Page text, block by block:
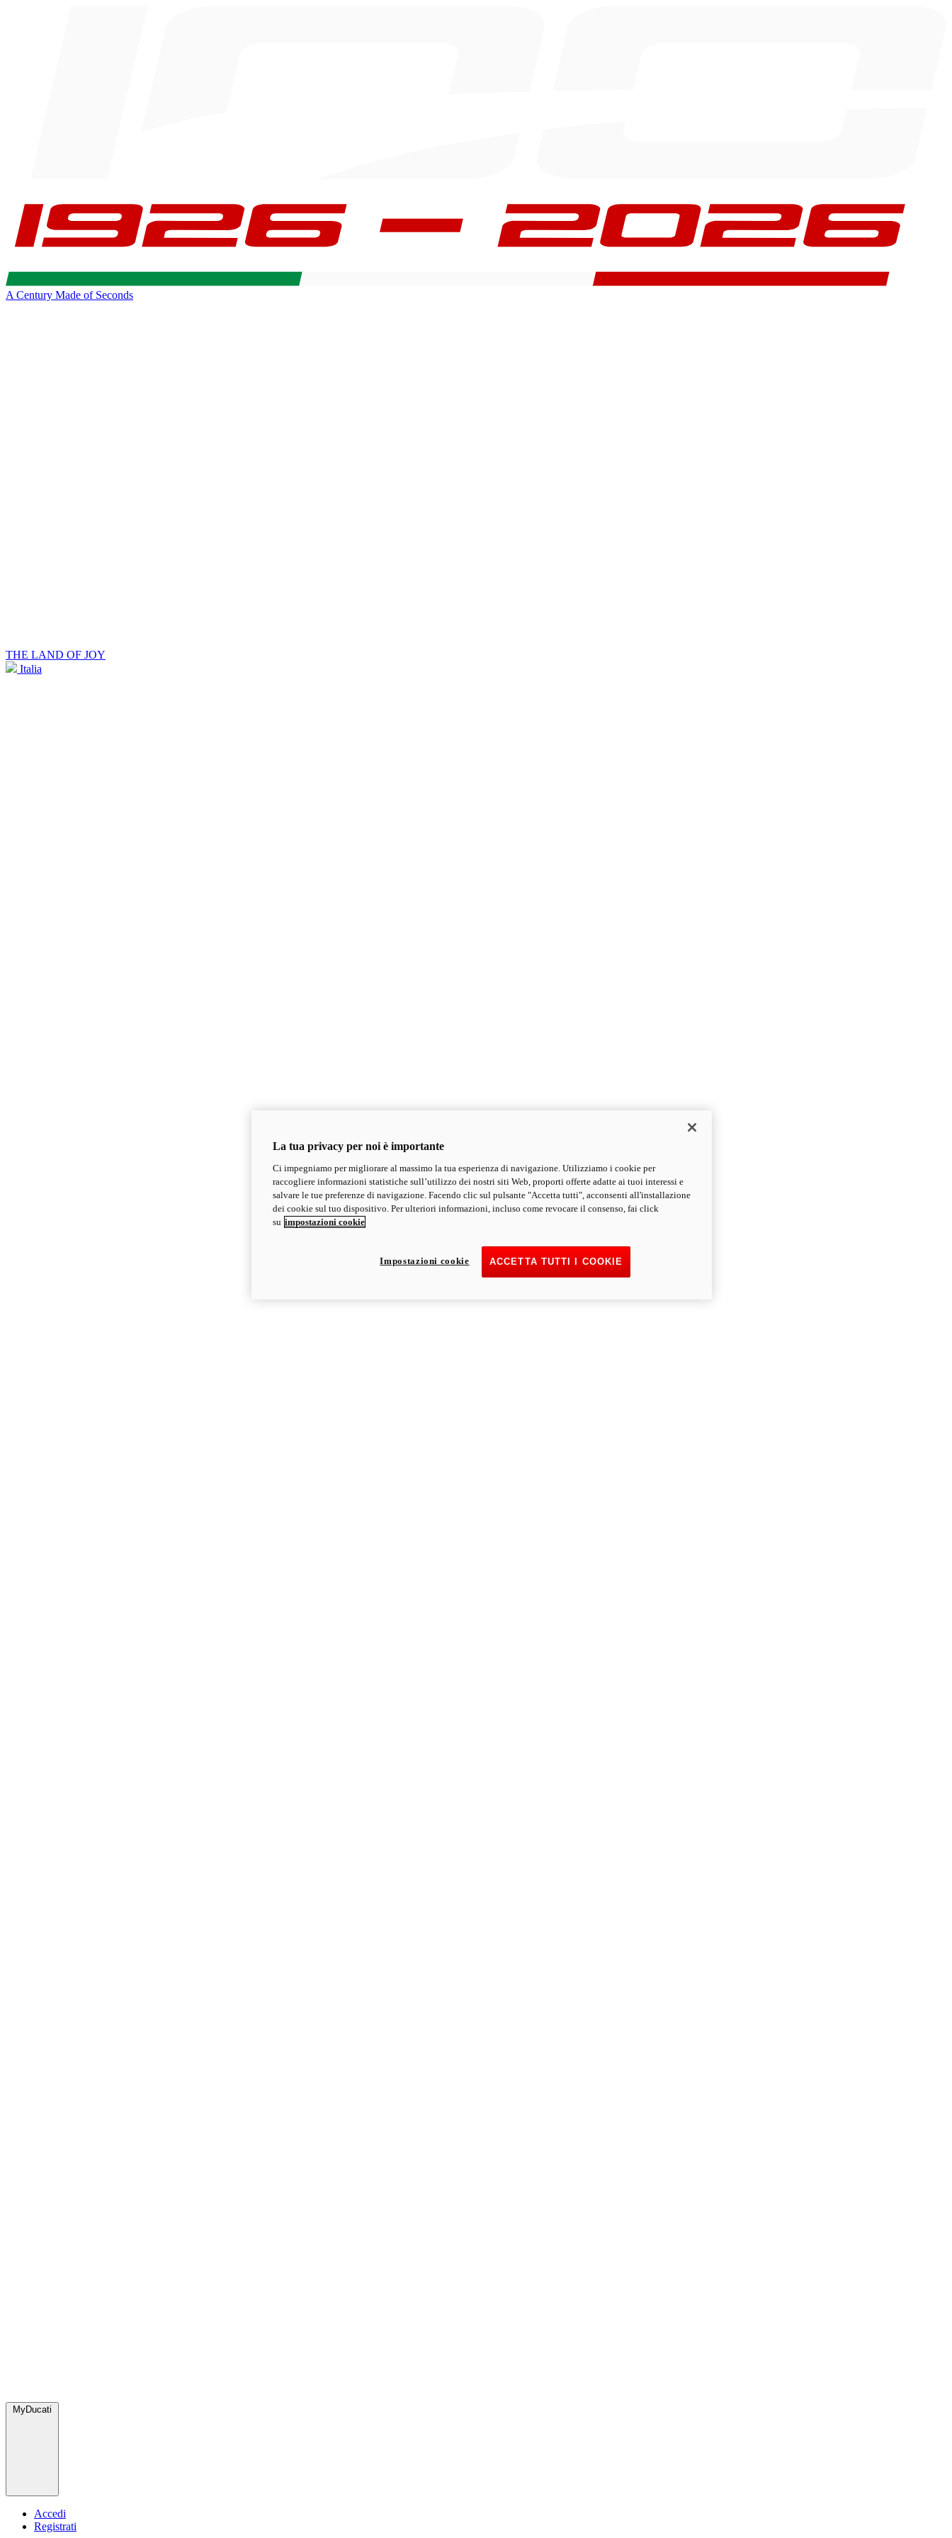
A Century Made of Seconds
THE LAND OF JOY
Italia
MyDucati
Accedi
Registrati
La tua privacy per noi è importante
Ci impegniamo per migliorare al massimo la tua esperienza di navigazione. Utilizziamo i cookie per
raccogliere informazioni statistiche sull’utilizzo dei nostri siti Web, proporti offerte adatte ai tuoi interessi e
salvare le tue preferenze di navigazione. Facendo clic sul pulsante "Accetta tutti", acconsenti all'installazione
dei cookie sul tuo dispositivo. Per ulteriori informazioni, incluso come revocare il consenso, fai click
su impostazioni cookie
ACCETTA TUTTI I COOKIE
Impostazioni cookie